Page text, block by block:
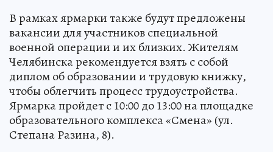
В рамках ярмарки также будут предложены
вакансии для участников специальной
военной операции и их близких. Жителям
Челябинска рекомендуется взять с собой
диплом об образовании и трудовую книжку,
чтобы облегчить процесс трудоустройства.
Ярмарка пройдет с 10:00 до 13:00 на площадке
образовательного комплекса «Смена» (ул.
Степана Разина, 8).